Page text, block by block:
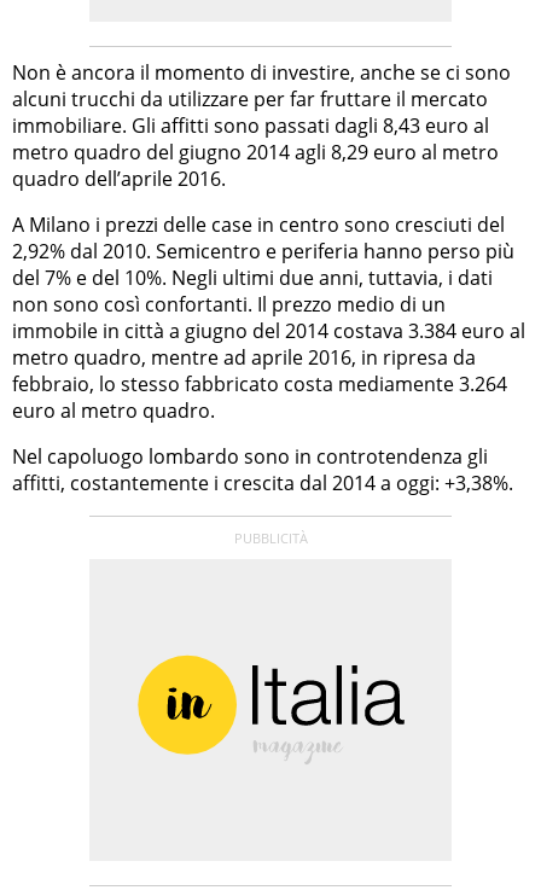
Non è ancora il momento di investire, anche se ci sono
alcuni trucchi da utilizzare per far fruttare il mercato
immobiliare. Gli affitti sono passati dagli 8,43 euro al
metro quadro del giugno 2014 agli 8,29 euro al metro
quadro dell’aprile 2016.
A Milano i prezzi delle case in centro sono cresciuti del
2,92% dal 2010. Semicentro e periferia hanno perso più
del 7% e del 10%. Negli ultimi due anni, tuttavia, i dati
non sono così confortanti. Il prezzo medio di un
immobile in città a giugno del 2014 costava 3.384 euro al
metro quadro, mentre ad aprile 2016, in ripresa da
febbraio, lo stesso fabbricato costa mediamente 3.264
euro al metro quadro.
Nel capoluogo lombardo sono in controtendenza gli
affitti, costantemente i crescita dal 2014 a oggi: +3,38%.